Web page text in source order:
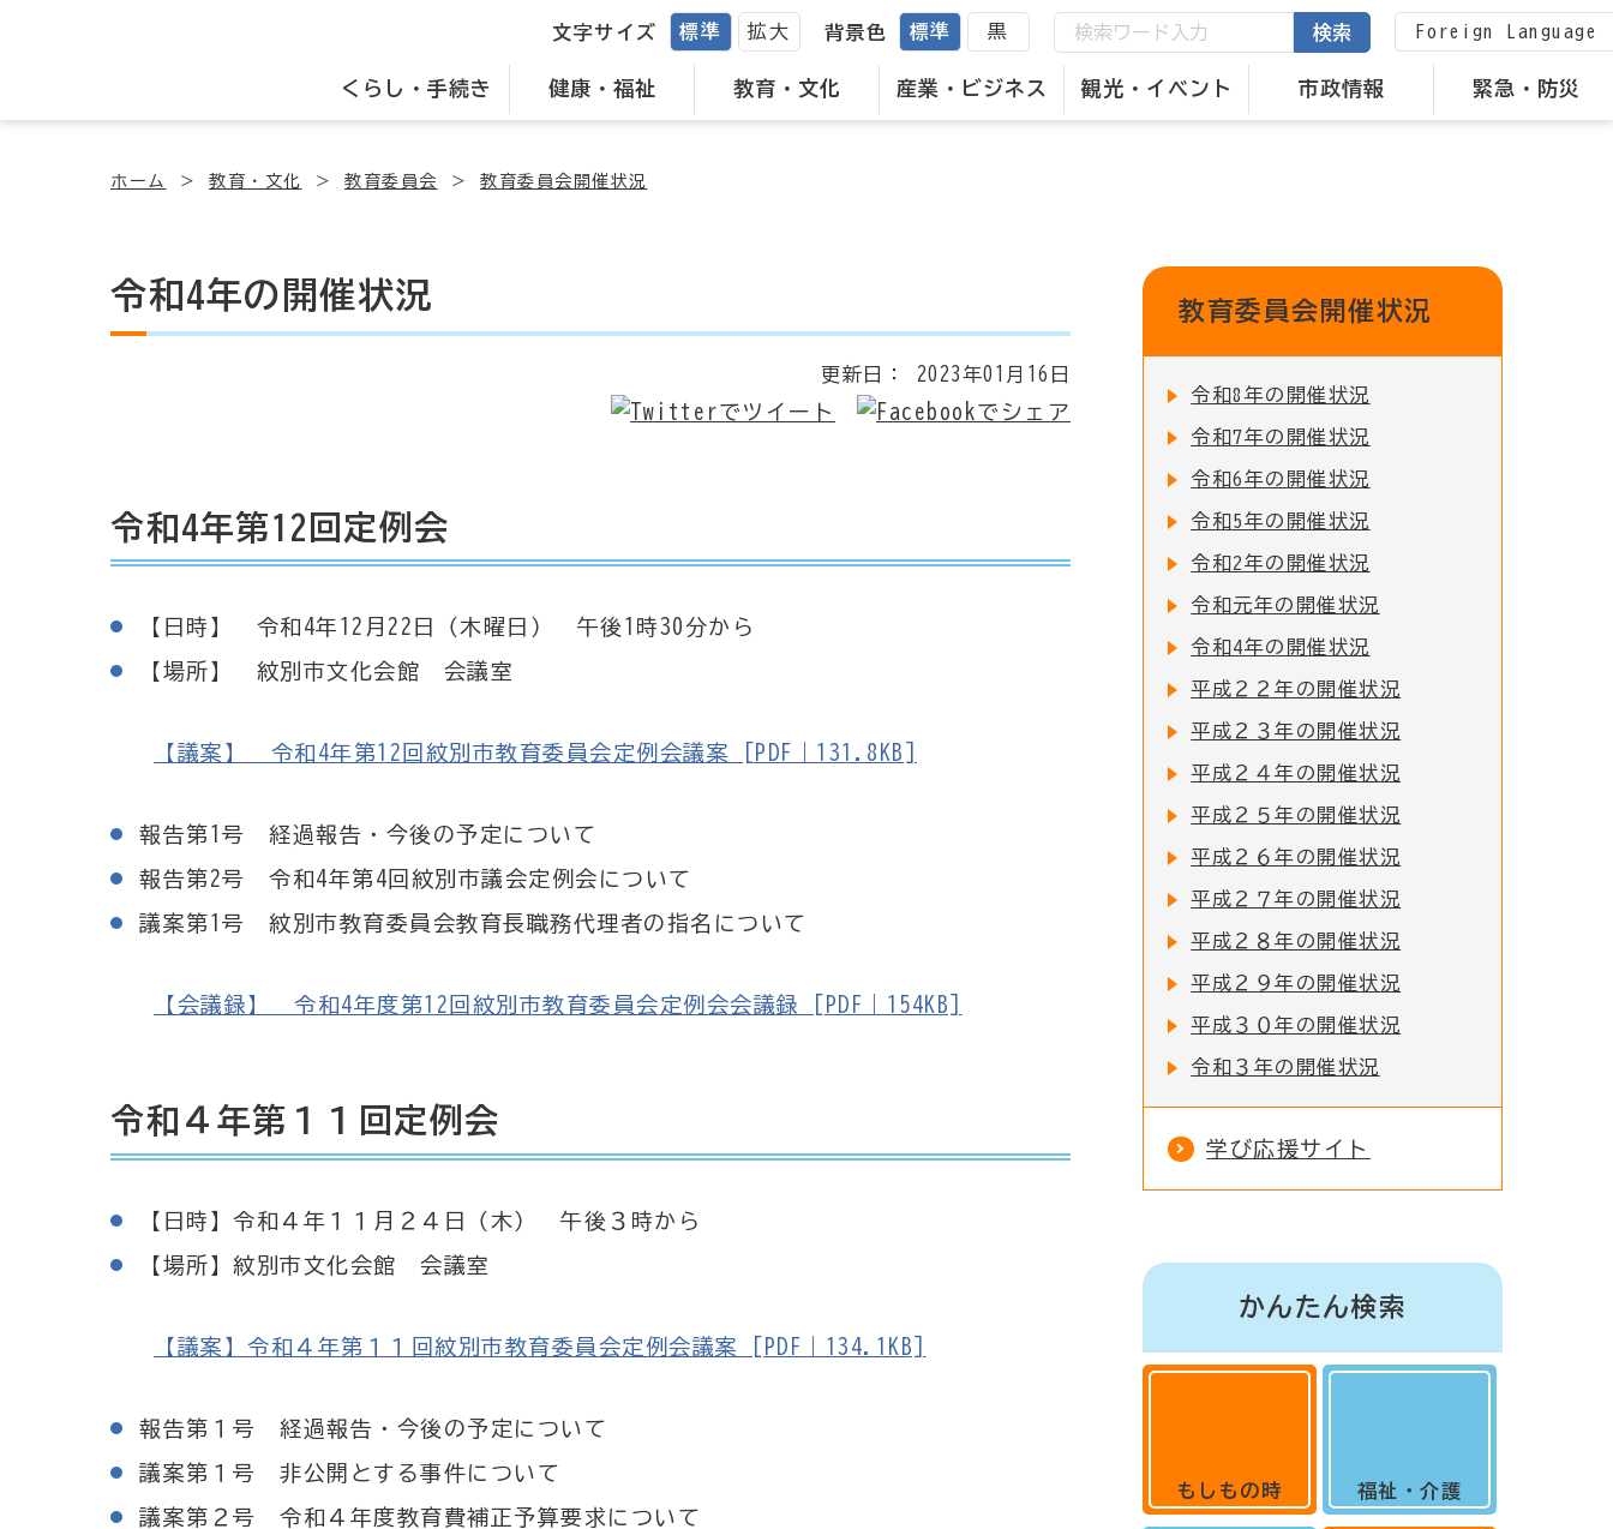
くらし・手続き 健康・福祉 教育・文化 産業・ビジネス 観光・イベント 市政情報 緊急・防災
文字サイズ 標準 拡大 背景色 標準 黒 検索 Foreign Language
ホーム 教育・文化 教育委員会 教育委員会開催状況
令和4年の開催状況
更新日： 2023年01月16日
令和4年第12回定例会
【日時】 令和4年12月22日（木曜日） 午後1時30分から
【場所】 紋別市文化会館 会議室
【議案】 令和4年第12回紋別市教育委員会定例会議案 [PDF｜131.8KB]
報告第1号 経過報告・今後の予定について
報告第2号 令和4年第4回紋別市議会定例会について
議案第1号 紋別市教育委員会教育長職務代理者の指名について
【会議録】 令和4年度第12回紋別市教育委員会定例会会議録 [PDF｜154KB]
令和４年第１１回定例会
【日時】令和４年１１月２４日（木） 午後３時から
【場所】紋別市文化会館 会議室
【議案】令和４年第１１回紋別市教育委員会定例会議案 [PDF｜134.1KB]
報告第１号 経過報告・今後の予定について
議案第１号 非公開とする事件について
議案第２号 令和４年度教育費補正予算要求について
教育委員会開催状況
令和8年の開催状況
令和7年の開催状況
令和6年の開催状況
令和5年の開催状況
令和2年の開催状況
令和元年の開催状況
令和4年の開催状況
平成２２年の開催状況
平成２３年の開催状況
平成２４年の開催状況
平成２５年の開催状況
平成２６年の開催状況
平成２７年の開催状況
平成２８年の開催状況
平成２９年の開催状況
平成３０年の開催状況
令和３年の開催状況
学び応援サイト
かんたん検索
もしもの時 福祉・介護